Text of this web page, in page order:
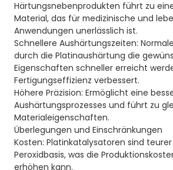
Härtungsnebenprodukten führt zu
Material, das für medizinische und
Anwendungen unerlässlich ist.
Schnellere Aushärtungszeiten:
durch die Platinaushärtung die
Eigenschaften schneller erreicht
Fertigungseffizienz verbessert.
Höhere Präzision: Ermöglicht eine
Aushärtungsprozesses und führt zu
Materialeigenschaften.
Überlegungen und Einschränkungen
Kosten: Platinkatalysatoren sind
Peroxidbasis, was die
erhöhen kann.